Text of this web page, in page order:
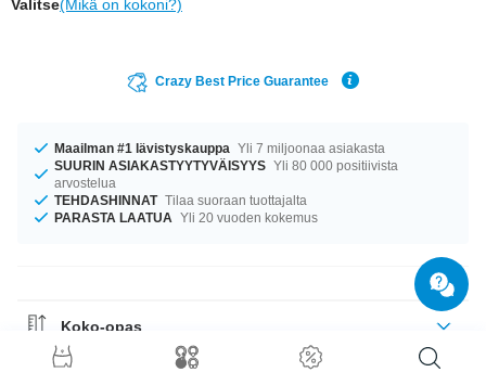
Valitse(Mikä on kokoni?)
Crazy Best Price Guarantee
Maailman #1 lävistyskauppa Yli 7 miljoonaa asiakasta
SUURIN ASIAKASTYYTYVÄISYYS Yli 80 000 positiivista
arvostelua
TEHDASHINNAT Tilaa suoraan tuottajalta
PARASTA LAATUA Yli 20 vuoden kokemus
Koko-opas